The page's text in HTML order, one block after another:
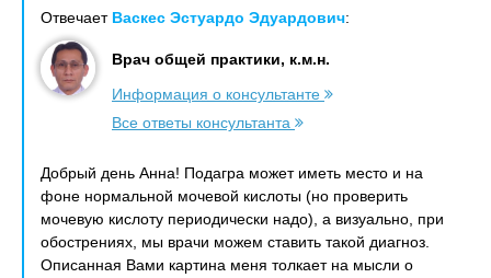
Отвечает Васкес Эстуардо Эдуардович:
Врач общей практики, к.м.н.
Информация о консультанте
Все ответы консультанта
Добрый день Анна! Подагра может иметь место и на
фоне нормальной мочевой кислоты (но проверить
мочевую кислоту периодически надо), а визуально, при
обострениях, мы врачи можем ставить такой диагноз.
Описанная Вами картина меня толкает на мысли о